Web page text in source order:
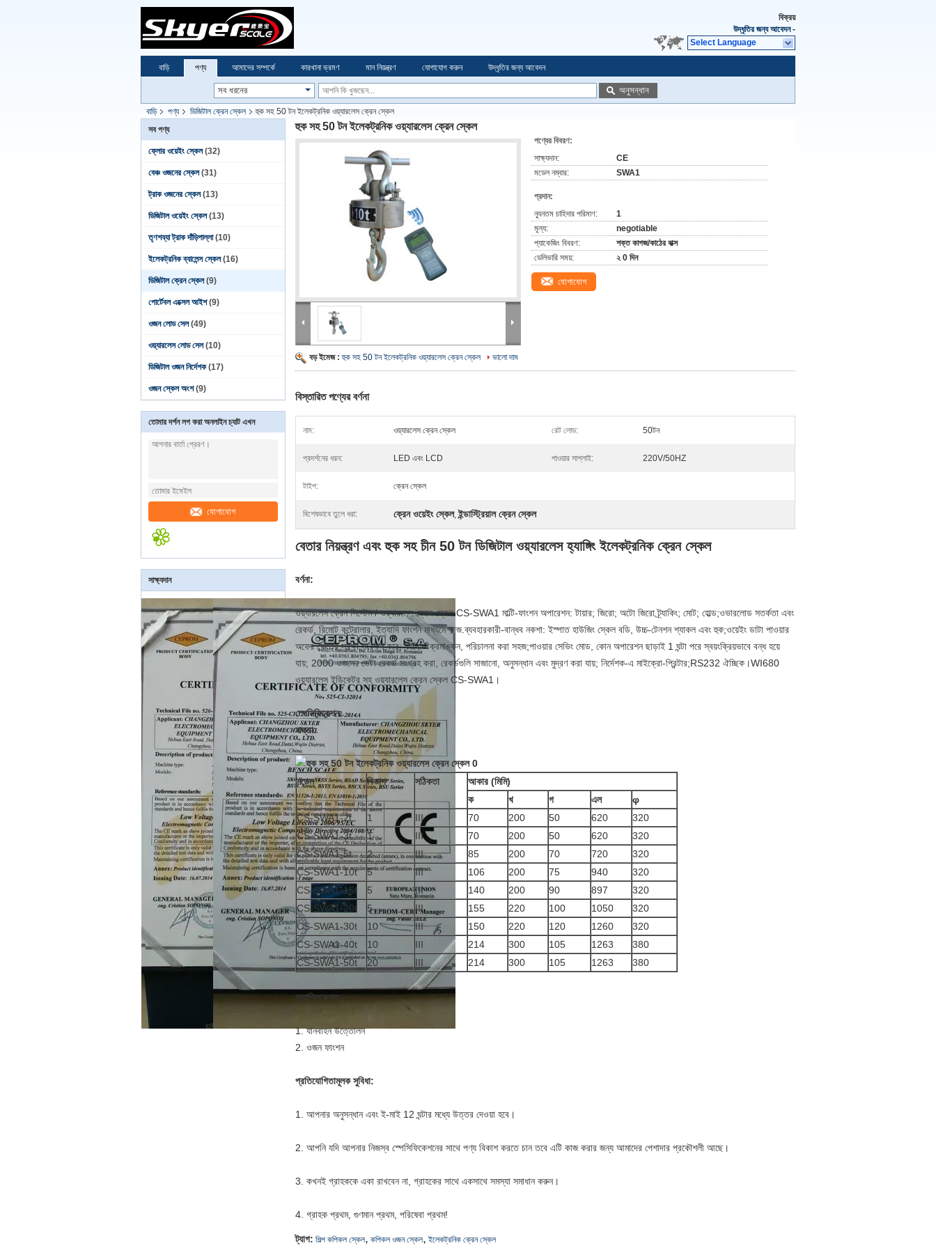
বিক্রয়
উদ্ধৃতির জন্য আবেদন-
Select Language
বাড়ি পণ্য আমাদের সম্পর্কে কারখানা ভ্রমণ মান নিয়ন্ত্রণ যোগাযোগ করুন উদ্ধৃতির জন্য আবেদন
অনুসন্ধান
বাড়ি পণ্য ডিজিটাল ক্রেন স্কেল
হুক সহ 50 টন ইলেকট্রনিক ওয়্যারলেস ক্রেন স্কেল
সব পণ্য
ফ্লোর ওয়েইং স্কেল (32)
বেঞ্চ ওজনের স্কেল (31)
ট্রাক ওজনের স্কেল (13)
ডিজিটাল ওয়েইং স্কেল (13)
তৃণশয্যা ট্রাক দাঁড়িপাল্লা (10)
ইলেকট্রনিক ব্যালেন্স স্কেল (16)
ডিজিটাল ক্রেন স্কেল (9)
পোর্টেবল এক্সেল আইশ (9)
ওজন লোড সেল (49)
ওয়্যারলেস লোড সেল (10)
ডিজিটাল ওজন নির্দেশক (17)
ওজন স্কেল অংশ (9)
তোমার দর্শন লগ করা অনলাইন চ্যাট এখন
যোগাযোগ
সাক্ষ্যদান
হুক সহ 50 টন ইলেকট্রনিক ওয়্যারলেস ক্রেন স্কেল
বড় ইমেজ :হুক সহ 50 টন ইলেকট্রনিক ওয়্যারলেস ক্রেন স্কেল ভালো দাম
পণ্যের বিবরণ:
সাক্ষ্যদান:
CE
মডেল নম্বার:
SWA1
প্রদান:
ন্যূনতম চাহিদার পরিমাণ:
1
মূল্য:
negotiable
প্যাকেজিং বিবরণ:
শক্ত কাগজ/কাঠের বাক্স
ডেলিভারি সময়:
২ 0 দিন
যোগাযোগ
বিস্তারিত পণ্যের বর্ণনা
নাম: ওয়্যারলেস ক্রেন স্কেল রেট লোড: 50টন
প্রদর্শনের ধরন: LED এবং LCD পাওয়ার সাপ্লাই: 220V/50HZ
টাইপ: ক্রেন স্কেল
বিশেষভাবে তুলে ধরা: ক্রেন ওয়েইং স্কেল,ইন্ডাস্ট্রিয়াল ক্রেন স্কেল
বেতার নিয়ন্ত্রণ এবং হুক সহ চীন 50 টন ডিজিটাল ওয়্যারলেস হ্যাঙ্গিং ইলেকট্রনিক ক্রেন স্কেল
বর্ণনা:
ওয়্যারলেস ক্রেন সিস্টেম / ওয়্যারলেস ক্রেন স্কেল CS-SWA1 মাল্টি-ফাংশন অপারেশন: টায়ার; জিরো; অটো জিরো ট্র্যাকিং; মোট; হোল্ড;ওভারলোড সতর্কতা এবং
রেকর্ড, রিমোট কন্ট্রোলার, ইত্যাদি ফাংশন মাধ্যমে কাজ.ব্যবহারকারী-বান্ধব নকশা: ইস্পাত হাউজিং স্কেল বডি, উচ্চ-টেনশন শ্যাকল এবং হুক;ওয়েইং ডাটা পাওয়ার
অফের ক্ষেত্রে সুরক্ষা সংরক্ষণ করে; কীবোর্ড ক্রমাঙ্কন, পরিচালনা করা সহজ;পাওয়ার সেভিং মোড, কোন অপারেশন ছাড়াই 1 ঘন্টা পরে স্বয়ংক্রিয়ভাবে বন্ধ হয়ে
যায়; 2000 ওজনের ডেটা রেকর্ড সংগ্রহ করা, রেকর্ডগুলি সাজানো, অনুসন্ধান এবং মুদ্রণ করা যায়; নির্দেশক-এ মাইক্রো-প্রিন্টার;RS232 ঐচ্ছিক।WI680
ওয়্যারলেস ইন্ডিকেটর সহ ওয়্যারলেস ক্রেন স্কেল CS-SWA1।
স্পেসিফিকেশন:
মাত্রা:
মডেল বিভাগ সঠিকতা
আকার (মিমি)
ক
খ গ এল
φ
CS-SWA1-2t
1 III 70 200 50 620
320
CS-SWA1-3t
1 III 70 200 50 620
320
CS-SWA1-5t
2 III 85 200 70 720
320
CS-SWA1-10t
5 III 106 200 75 940
320
CS-SWA1-15t
5 III 140 200 90 897
320
CS-SWA1-20t
5 III 155 220 100 1050
320
CS-SWA1-30t
10 III 150 220 120 1260
320
CS-SWA1-40t
10 III 214 300 105 1263
380
CS-SWA1-50t
20 III 214 300 105 1263 380
অ্যাপ্লিকেশন:
1. যানবাহন উত্তোলন
2. ওজন ফাংশন
প্রতিযোগিতামূলক সুবিধা:
1. আপনার অনুসন্ধান এবং ই-মাই 12 ঘন্টার মধ্যে উত্তর দেওয়া হবে।
2. আপনি যদি আপনার নিজস্ব স্পেসিফিকেশনের সাথে পণ্য বিকাশ করতে চান তবে এটি কাজ করার জন্য আমাদের পেশাদার প্রকৌশলী আছে।
3. কখনই গ্রাহককে একা রাখবেন না, গ্রাহকের সাথে একসাথে সমস্যা সমাধান করুন।
4. গ্রাহক প্রথম, গুণমান প্রথম, পরিষেবা প্রথম!
ট্যাগ: শিল্প কপিকল স্কেল, কপিকল ওজন স্কেল, ইলেকট্রনিক ক্রেন স্কেল